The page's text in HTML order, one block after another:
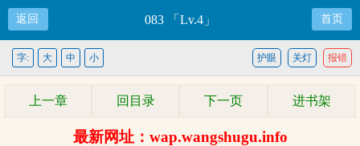
返回 083 「Lv.4」 首页
报错
关灯
护眼
字: 大 中 小
上一章 回目录 下一页 进书架
最新网址：wap.wangshugu.info